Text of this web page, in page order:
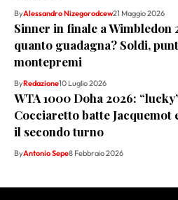
ByAlessandro Nizegorodcew21 Maggio 2026
Sinner in finale a Wimbledon
quanto guadagna? Soldi,
montepremi
ByRedazione10 Luglio 2026
WTA 1000 Doha 2026:
Cocciaretto batte Jacquemot
il secondo turno
ByAntonio Sepe8 Febbraio 2026